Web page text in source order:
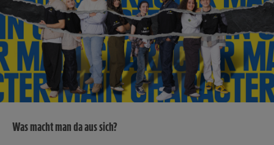
Was macht man da aus sich?